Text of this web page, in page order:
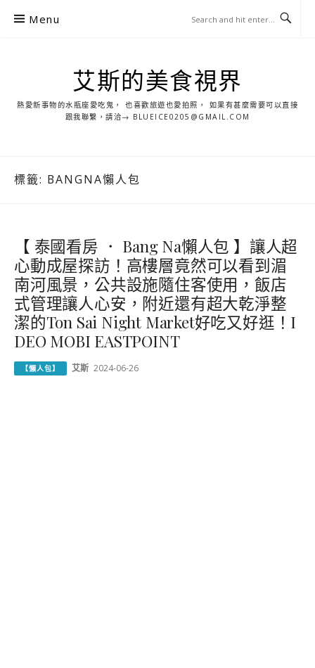
Menu
艾斯的美食視界
熱愛新事物的水瓶座愛吃鬼， 也喜歡旅遊也愛拍照， 如果有甚麼需要可以直接
跟我聯繫，請洽→ BLUEICE0205@GMAIL.COM
標籤: BANGNA懶人包
【 泰國看房 ． Bang Na懶人包 】讓人超
心動成屋探訪！高樓層竟然可以看到湄
南河風景，公共設施隨住客使用，飯店
式管理讓人心安，附近還有超大乾淨整
潔的Ton Sai Night Market好吃又好逛！I
DEO MOBI EASTPOINT
【懶人包】 艾斯 2024-06-26